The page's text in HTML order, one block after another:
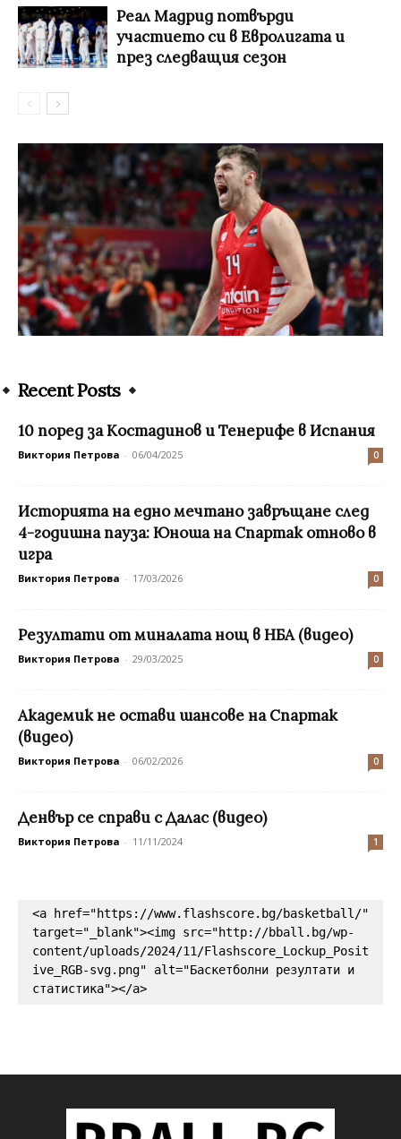
Реал Мадрид потвърди
участието си в Евролигата и
през следващия сезон
Recent Posts
10 поред за Костадинов и Тенерифе в Испания
Виктория Петрова - 06/04/2025 0
Историята на едно мечтано завръщане след
4-годишна пауза: Юноша на Спартак отново в
игра
Виктория Петрова - 17/03/2026 0
Резултати от миналата нощ в НБА (видео)
Виктория Петрова - 29/03/2025 0
Академик не остави шансове на Спартак
(видео)
Виктория Петрова - 06/02/2026 0
Денвър се справи с Далас (видео)
Виктория Петрова - 11/11/2024 1
<a href="https://www.flashscore.bg/basketball/"
target="_blank"><img src="http://bball.bg/wp-
content/uploads/2024/11/Flashscore_Lockup_Posit
ive_RGB-svg.png" alt="Баскетболни резултати и
статистика"></a>